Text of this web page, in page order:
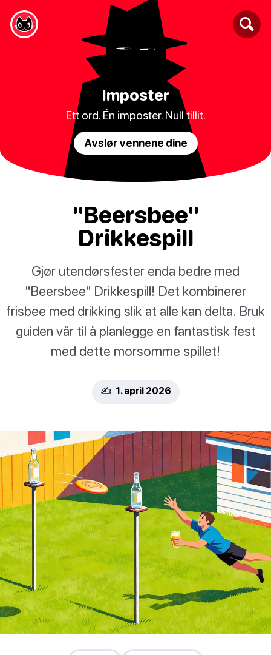
Imposter
Ett ord. Én imposter. Null tillit.
Avslør vennene dine
"Beersbee"
Drikkespill
Gjør utendørsfester enda bedre med
"Beersbee" Drikkespill! Det kombinerer
frisbee med drikking slik at alle kan delta. Bruk
guiden vår til å planlegge en fantastisk fest
med dette morsomme spillet!
✍️ 1. april 2026